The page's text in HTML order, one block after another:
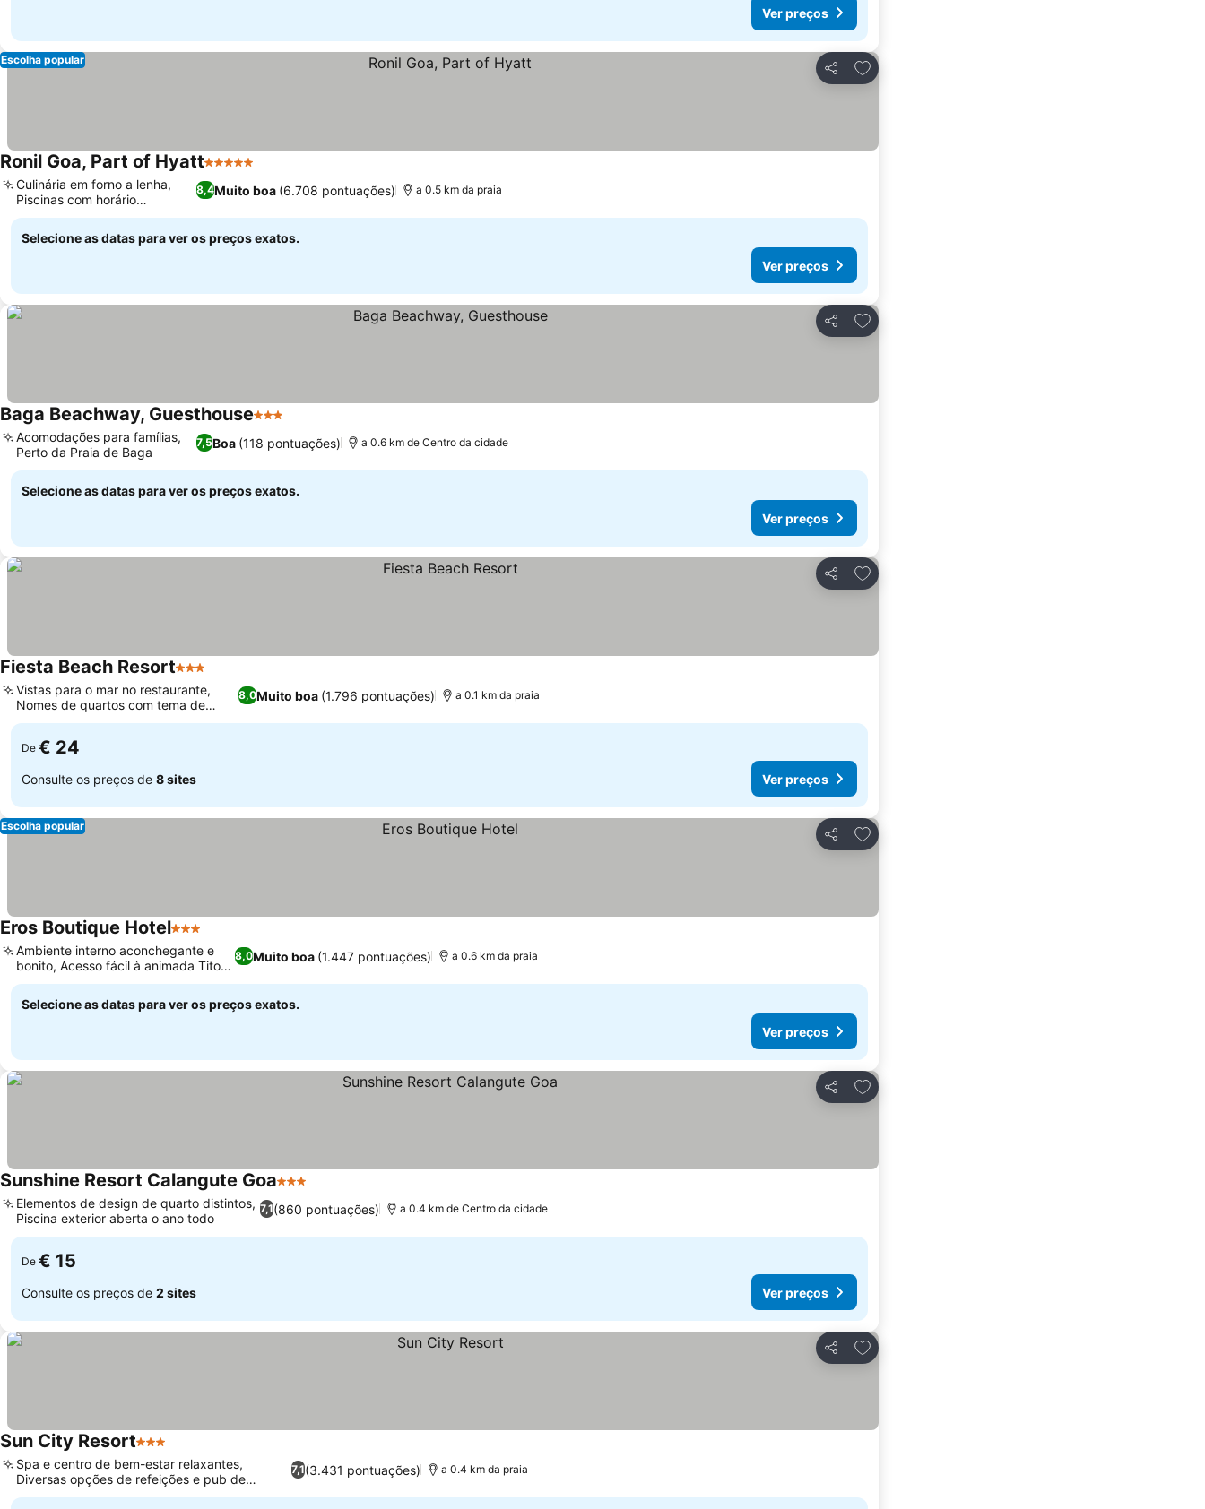
Ver preços
Partilhar
Adicionar aos favoritos
Escolha popular
Ronil Goa, Part of Hyatt5 Estrelas
8,4Muito boa (6.708 pontuações)
Culinária em forno a lenha,
Piscinas com horário
estendido
a 0.5 km da praia
Selecione as datas para ver os preços exatos.
Ver preços
Partilhar
Adicionar aos favoritos
Baga Beachway, Guesthouse3 Estrelas
7,5Boa (118 pontuações)
Acomodações para famílias,
Perto da Praia de Baga
a 0.6 km de Centro da cidade
Selecione as datas para ver os preços exatos.
Ver preços
Partilhar
Adicionar aos favoritos
Fiesta Beach Resort3 Estrelas
8,0Muito boa (1.796 pontuações)
Vistas para o mar no restaurante,
Nomes de quartos com tema de
especiarias
a 0.1 km da praia
De € 24
Consulte os preços de 8 sites Ver preços
Partilhar
Adicionar aos favoritos
Escolha popular
Eros Boutique Hotel3 Estrelas
8,0Muito boa (1.447 pontuações)
Ambiente interno aconchegante e
bonito, Acesso fácil à animada Titos
Lane
a 0.6 km da praia
Selecione as datas para ver os preços exatos.
Ver preços
Partilhar
Adicionar aos favoritos
Sunshine Resort Calangute Goa3 Estrelas
7,1(860 pontuações)
Elementos de design de quarto distintos,
Piscina exterior aberta o ano todo
a 0.4 km de Centro da cidade
De € 15
Consulte os preços de 2 sites Ver preços
Partilhar
Adicionar aos favoritos
Sun City Resort3 Estrelas
7,1(3.431 pontuações)
Spa e centro de bem-estar relaxantes,
Diversas opções de refeições e pub de
karaokê retrô
a 0.4 km da praia